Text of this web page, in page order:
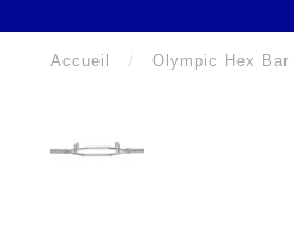
Accueil / Olympic Hex Bar